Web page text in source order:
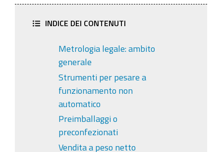
INDICE DEI CONTENUTI
Metrologia legale: ambito
generale
Strumenti per pesare a
funzionamento non
automatico
Preimballaggi o
preconfezionati
Vendita a peso netto